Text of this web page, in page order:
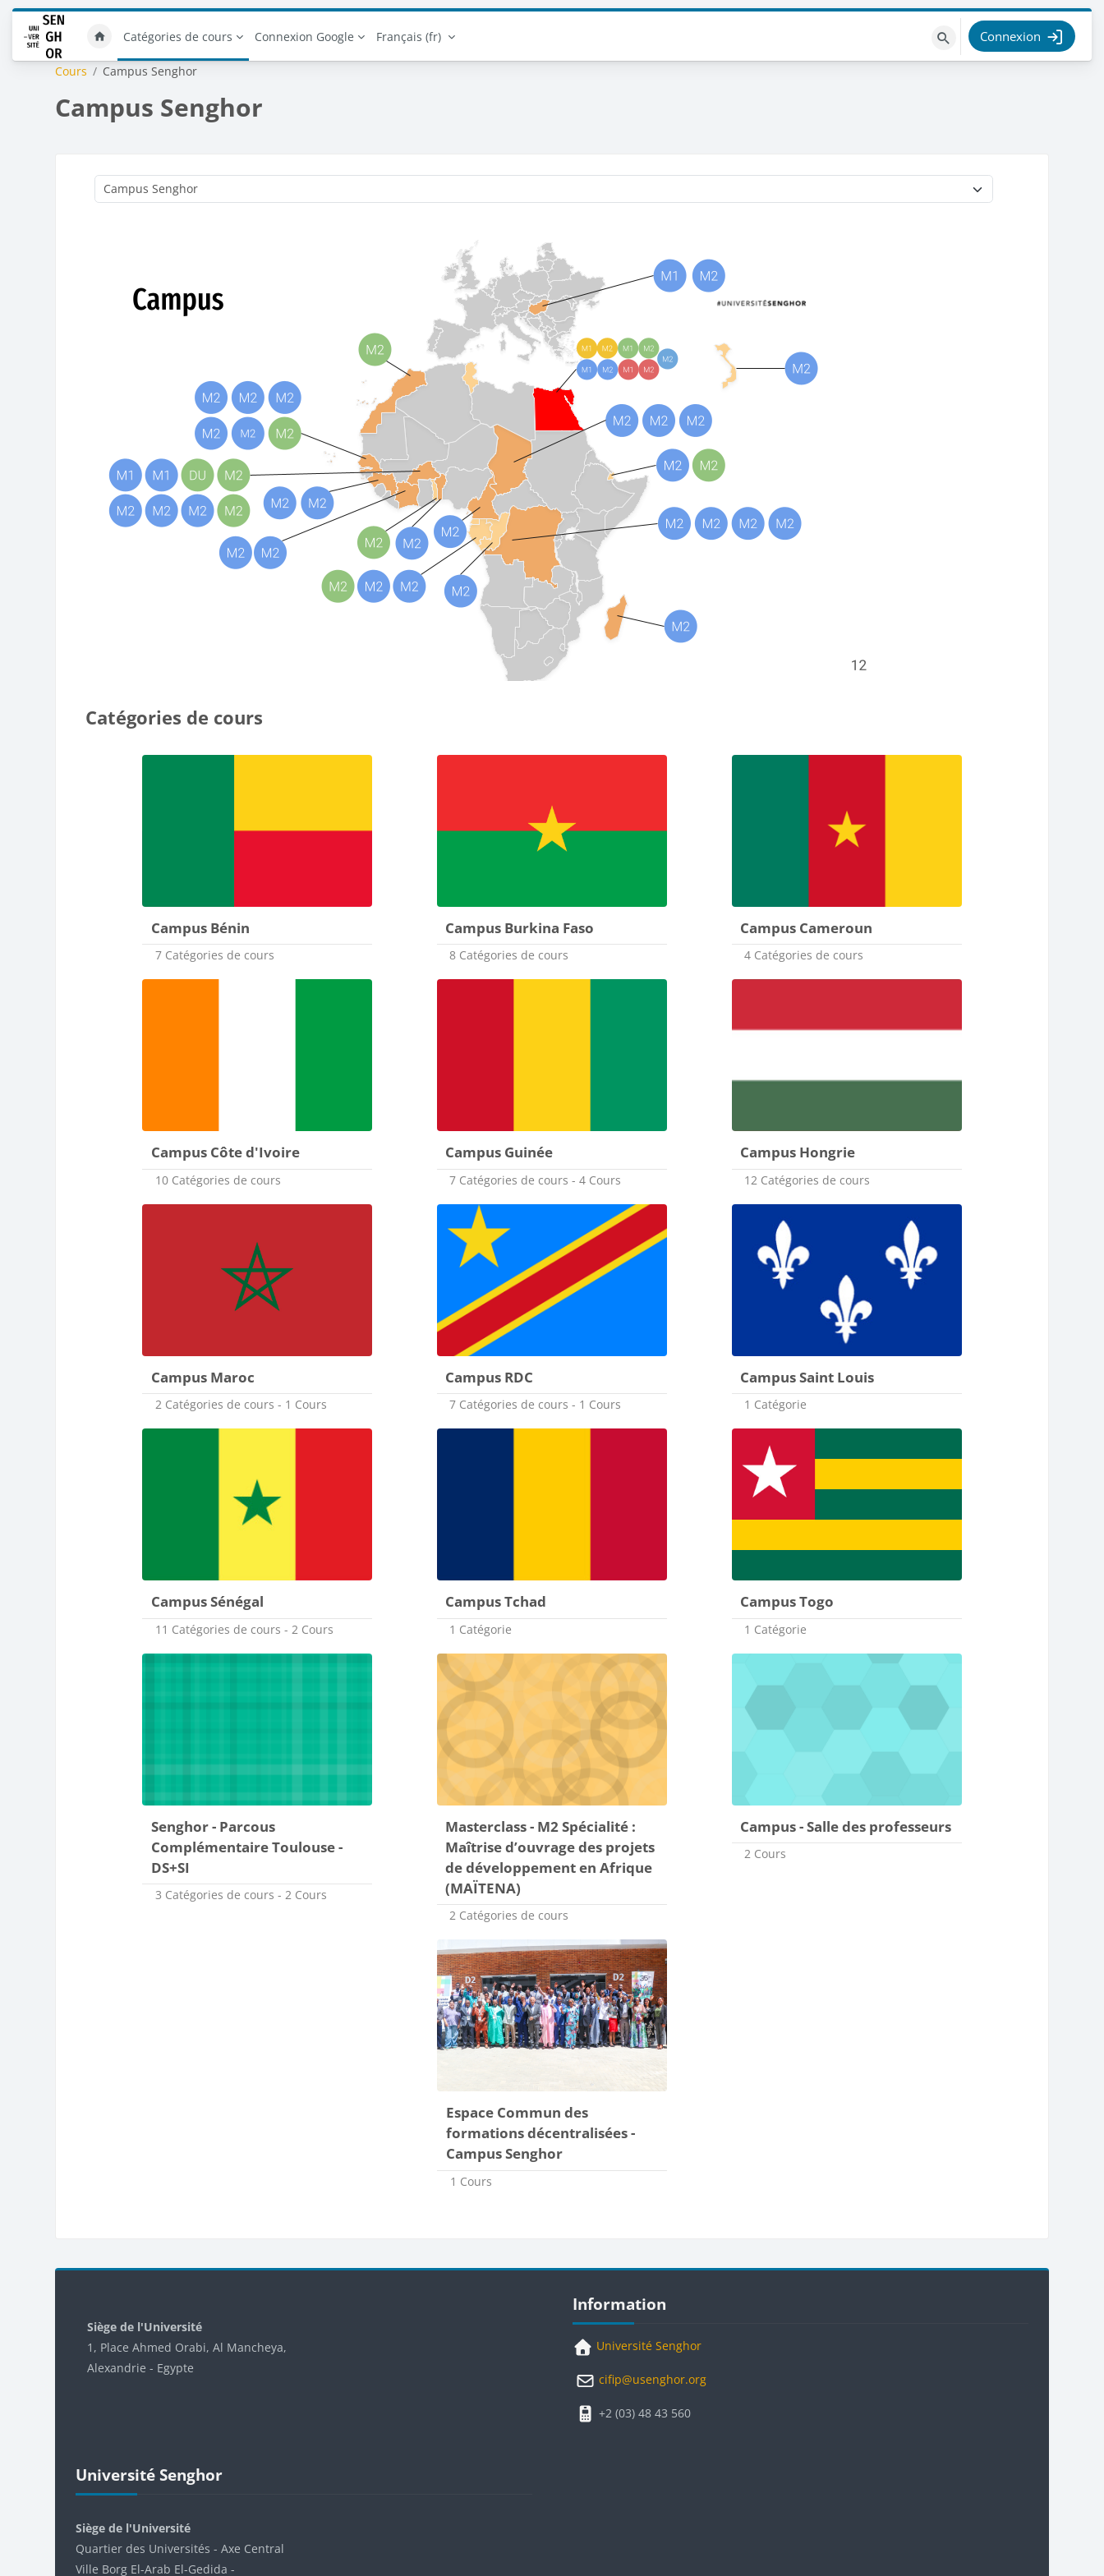
Passer au contenu principal
Catégories de cours
Connexion Google Français ‎(fr)‎
Rechercher
des
Connexion
Cours Campus Senghor
Campus Senghor
Catégories de cours
Campus Bénin
7 Catégories de cours
Campus Burkina Faso
8 Catégories de cours
Campus Cameroun
4 Catégories de cours
Campus Côte d'Ivoire
10 Catégories de cours
Campus Guinée
7 Catégories de cours - 4 Cours
Campus Hongrie
12 Catégories de cours
Campus Maroc
2 Catégories de cours - 1 Cours
Campus RDC
7 Catégories de cours - 1 Cours
Campus Saint Louis
1 Catégorie
Campus Sénégal
11 Catégories de cours - 2 Cours
Campus Tchad
1 Catégorie
Campus Togo
1 Catégorie
Senghor - Parcous
Complémentaire Toulouse -
DS+SI
3 Catégories de cours - 2 Cours
Masterclass - M2 Spécialité :
Maîtrise d’ouvrage des projets
de développement en Afrique
(MAÏTENA)
2 Catégories de cours
Campus - Salle des professeurs
2 Cours
Espace Commun des
formations décentralisées -
Campus Senghor
1 Cours
Siège de l'Université
1, Place Ahmed Orabi, Al Mancheya,
Alexandrie - Egypte
Université Senghor
Siège de l'Université
Quartier des Universités - Axe Central
Ville Borg El-Arab El-Gedida -
Blocs
Information
Université Senghor
cifip@usenghor.org
+2 (03) 48 43 560